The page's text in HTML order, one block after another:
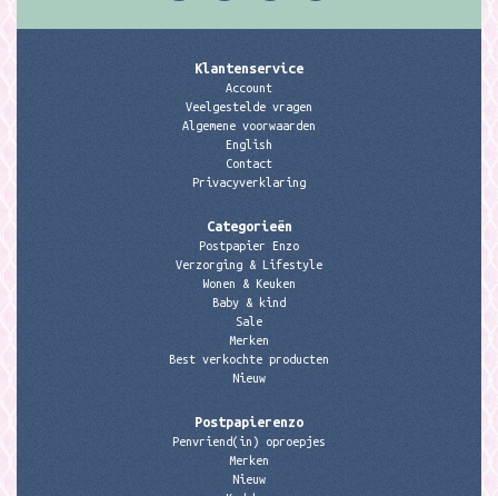
Klantenservice
Account
Veelgestelde vragen
Algemene voorwaarden
English
Contact
Privacyverklaring
Categorieën
Postpapier Enzo
Verzorging & Lifestyle
Wonen & Keuken
Baby & kind
Sale
Merken
Best verkochte producten
Nieuw
Postpapierenzo
Penvriend(in) oproepjes
Merken
Nieuw